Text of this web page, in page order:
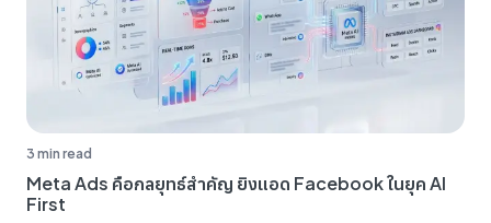
3 min read
Meta Ads คือกลยุทธ์สำคัญ ยิงแอด Facebook ในยุค AI
First